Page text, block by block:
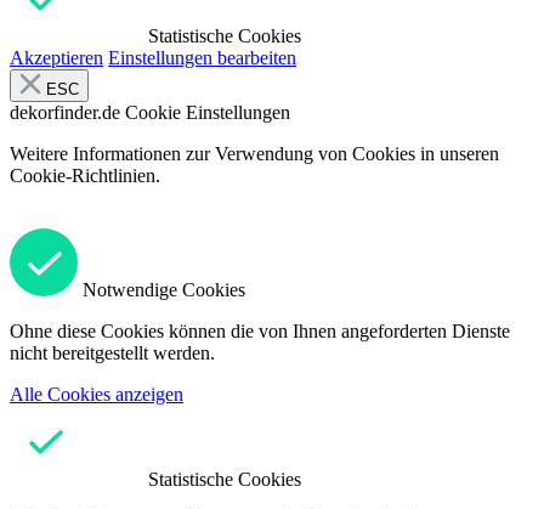
Statistische Cookies
Akzeptieren Einstellungen bearbeiten
ESC
dekorfinder.de Cookie Einstellungen
Weitere Informationen zur Verwendung von Cookies in unseren
Cookie-Richtlinien.
Notwendige Cookies
Ohne diese Cookies können die von Ihnen angeforderten Dienste
nicht bereitgestellt werden.
Alle Cookies anzeigen
Statistische Cookies